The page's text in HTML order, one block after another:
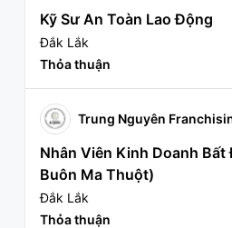
Kỹ Sư An Toàn Lao Động
Đắk Lắk
Thỏa thuận
Trung Nguyên
Nhân Viên Kinh Doanh Bất
Buôn Ma Thuột)
Đắk Lắk
Thỏa thuận